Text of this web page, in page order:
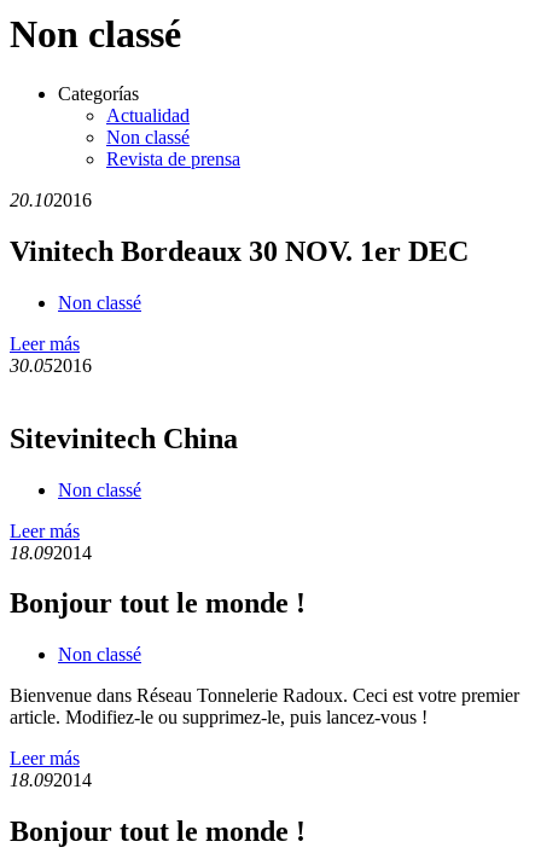
Non classé
Categorías
Actualidad
Non classé
Revista de prensa
20.102016
Vinitech Bordeaux 30 NOV. 1er DEC
Non classé
Leer más
30.052016
Sitevinitech China
Non classé
Leer más
18.092014
Bonjour tout le monde !
Non classé
Bienvenue dans Réseau Tonnelerie Radoux. Ceci est votre premier
article. Modifiez-le ou supprimez-le, puis lancez-vous !
Leer más
18.092014
Bonjour tout le monde !